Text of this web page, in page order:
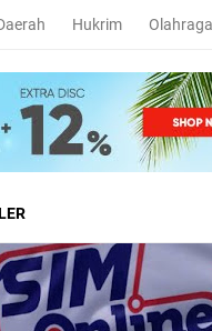
Hukrim Olahraga